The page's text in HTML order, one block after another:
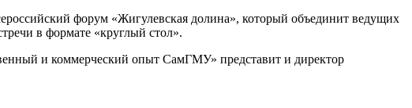
форум «Жигулевская долина», который объединит ведущих
в формате «круглый стол».
и коммерческий опыт СамГМУ» представит и директор